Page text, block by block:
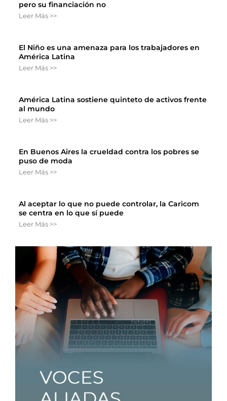
pero su financiación no
Leer Más >>
El Niño es una amenaza para los trabajadores en
América Latina
Leer Más >>
América Latina sostiene quinteto de activos frente
al mundo
Leer Más >>
En Buenos Aires la crueldad contra los pobres se
puso de moda
Leer Más >>
Al aceptar lo que no puede controlar, la Caricom
se centra en lo que sí puede
Leer Más >>